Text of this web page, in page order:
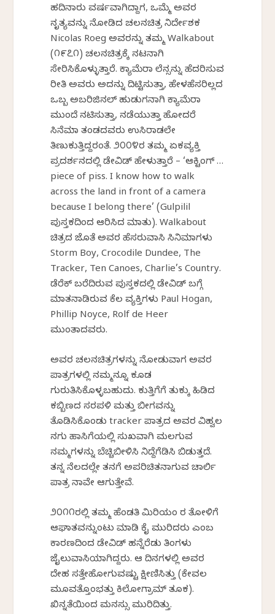
ಹದಿನಾರು ವರ್ಷವಾಗಿದ್ದಾಗ, ಒಮ್ಮೆ ಅವರ
ನೃತ್ಯವನ್ನು ನೋಡಿದ ಚಲನಚಿತ್ರ ನಿರ್ದೇಶಕ
Nicolas Roeg ಅವರನ್ನು ತಮ್ಮ Walkabout
(೧೯೭೧) ಚಲನಚಿತ್ರಕ್ಕೆ ನಟನಾಗಿ
ಸೇರಿಸಿಕೊಳ್ಳುತ್ತಾರೆ. ಕ್ಯಾಮೆರಾ ಲೆನ್ಸನ್ನು ಹೆದರಿಸುವ
ರೀತಿ ಅವರು ಅದನ್ನು ದಿಟ್ಟಿಸುತ್ತಾ, ಹೇಳಹೆಸರಿಲ್ಲದ
ಒಬ್ಬ ಅಬರಿಜಿನಲ್ ಹುಡುಗನಾಗಿ ಕ್ಯಾಮೆರಾ
ಮುಂದೆ ನಟಿಸುತ್ತಾ, ನಡೆಯುತ್ತಾ ಹೋದರೆ
ಸಿನೆಮಾ ತಂಡದವರು ಉಸಿರಾಡಲೇ
ತಿಣುಕುತ್ತಿದ್ದರಂತೆ. ೨೦೦೪ರ ತಮ್ಮ ಏಕವ್ಯಕ್ತಿ
ಪ್ರದರ್ಶನದಲ್ಲಿ ಡೇವಿಡ್ ಹೇಳುತ್ತಾರೆ – ‘ಆಕ್ಟಿಂಗ್ …
piece of piss. I know how to walk
across the land in front of a camera
because I belong there’ (Gulpilil
ಪುಸ್ತಕದಿಂದ ಆರಿಸಿದ ಮಾತು). Walkabout
ಚಿತ್ರದ ಜೊತೆ ಅವರ ಹೆಸರುವಾಸಿ ಸಿನಿಮಾಗಳು
Storm Boy, Crocodile Dundee, The
Tracker, Ten Canoes, Charlie’s Country.
ಡೆರೆಕ್ ಬರೆದಿರುವ ಪುಸ್ತಕದಲ್ಲಿ ಡೇವಿಡ್ ಬಗ್ಗೆ
ಮಾತನಾಡಿರುವ ಕೆಲ ವ್ಯಕ್ತಿಗಳು Paul Hogan,
Phillip Noyce, Rolf de Heer
ಮುಂತಾದವರು.
ಅವರ ಚಲನಚಿತ್ರಗಳನ್ನು ನೋಡುವಾಗ ಅವರ
ಪಾತ್ರಗಳಲ್ಲಿ ನಮ್ಮನ್ನೂ ಕೂಡ
ಗುರುತಿಸಿಕೊಳ್ಳಬಹುದು. ಕುತ್ತಿಗೆಗೆ ತುಕ್ಕು ಹಿಡಿದ
ಕಬ್ಬಿಣದ ಸರಪಳಿ ಮತ್ತು ಬೀಗವನ್ನು
ತೊಡಿಸಿಕೊಂಡು tracker ಪಾತ್ರದ ಅವರ ವಿಹ್ವಲ
ನಗು ಹಾಸಿಗೆಯಲ್ಲಿ ಸುಖವಾಗಿ ಮಲಗುವ
ನಮ್ಮಗಳನ್ನು ಬೆಚ್ಚಿಬೀಳಿಸಿ ನಿದ್ದೆಗೆಡಿಸಿ ಬಿಡುತ್ತದೆ.
ತನ್ನ ನೆಲದಲ್ಲೇ ತನಗೆ ಅಪರಿಚಿತನಾಗುವ ಚಾರ್ಲಿ
ಪಾತ್ರ ನಾವೇ ಆಗುತ್ತೇವೆ.
೨೦೧೧ರಲ್ಲಿ ತಮ್ಮ ಹೆಂಡತಿ ಮಿರಿಯಂ ರ ತೋಳಿಗೆ
ಆಘಾತವನ್ನುಂಟು ಮಾಡಿ ಕೈ ಮುರಿದರು ಎಂಬ
ಕಾರಣದಿಂದ ಡೇವಿಡ್ ಹನ್ನೆರೆಡು ತಿಂಗಳು
ಜೈಲುವಾಸಿಯಾಗಿದ್ದರು. ಆ ದಿನಗಳಲ್ಲಿ ಅವರ
ದೇಹ ಸತ್ತೇಹೋಗುವಷ್ಟು ಕ್ಷೀಣಿಸಿತ್ತು (ಕೇವಲ
ಮೂವತ್ತೊಂಭತ್ತು ಕಿಲೋಗ್ರಾಮ್ ತೂಕ).
ಖಿನ್ನತೆಯಿಂದ ಮನಸ್ಸು ಮುರಿದಿತ್ತು.